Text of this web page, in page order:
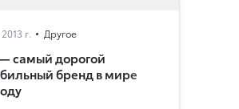
г. Другое
самый дорогой
бренд в мире